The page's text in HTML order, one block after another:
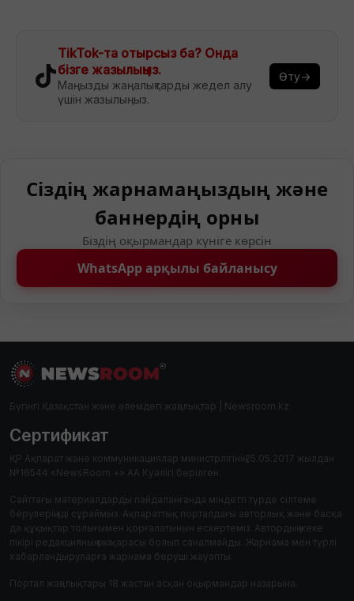
TikTok-та отырсыз ба? Онда
бізге жазылыңыз.
Маңызды жаңалықтарды жедел алу
үшін жазылыңыз.
Өту→
Сіздің жарнамаңыздың және
баннердің орны
Біздің оқырмандар күніге көрсін
WhatsApp арқылы байланысу
Бүгінгі Қазақстан және әлемдегі жаңалықтар | Newsroom.kz
Сертификат
ҚР Ақпарат және коммуникациялар министрлігінің 25.05.2017 жылдан
№16544 «NewsRoom +» АА Куәлігі берілген.
Сайттағы материалдарды пайдаланғанда міндетті түрде сілтеме
берулеріңізді сұраймыз. Ақпараттық порталдағы авторлық және басқа
да құқықтар толығымен қорғалатынын ескертеміз. Автордың жеке
пікірі редакцияның көзқарасы болып саналмайды. Жарнама мен түрлі
хабарландыруларға жарнама беруші жауапты.
Портал жаңалықтары 18 жастан асқан оқырмандар назарына.